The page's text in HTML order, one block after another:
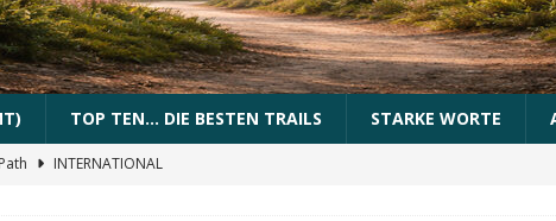
TOP TEN… DIE BESTEN TRAILS STARKE WORTE
INTERNATIONAL